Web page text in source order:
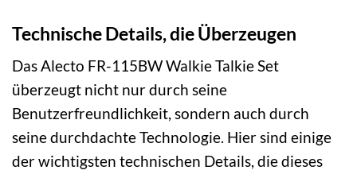
Technische Details, die Überzeugen
Das Alecto FR-115BW Walkie Talkie Set
überzeugt nicht nur durch seine
Benutzerfreundlichkeit, sondern auch durch
seine durchdachte Technologie. Hier sind einige
der wichtigsten technischen Details, die dieses